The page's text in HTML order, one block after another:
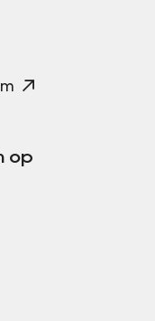
op